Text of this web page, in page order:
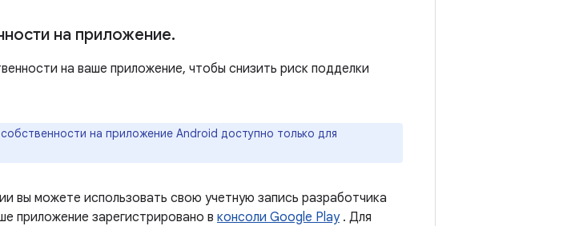
на приложение.
на ваше приложение, чтобы снизить риск подделки
на приложение Android доступно только для
вы можете использовать свою учетную запись разработчика
приложение зарегистрировано в консоли Google Play. Для